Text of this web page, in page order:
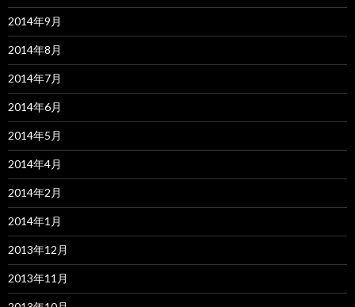
2014年9月
2014年8月
2014年7月
2014年6月
2014年5月
2014年4月
2014年2月
2014年1月
2013年12月
2013年11月